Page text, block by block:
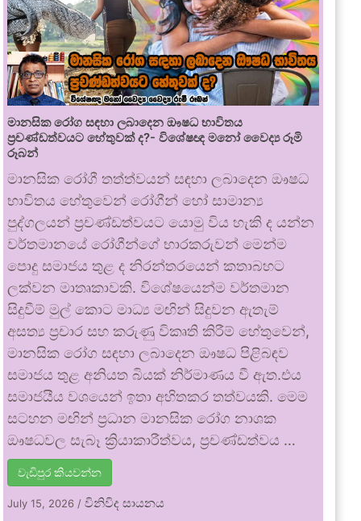
මානසික රෝග සඳහා ලබාදෙන ඖෂධ භාවිතය
ප්‍රචණ්ඩත්වයට හේතුවක් ද?- විශේෂඥ මනෝ වෛද්‍ය රූමි
රූබන්
මානසික රෝගී තත්ත්වයන් සඳහා ලබාදෙන ඖෂධ
භාවිතය හේතුවෙන් රෝගීන් හෝ සාමාන්‍ය
පුද්ගලයන් ප්‍රචණ්ඩත්වයට යොමු විය හැකි ද යන්න
වර්තමානයේ රෝගීන්ගේ භාරකරුවන් මෙන්ම
පොදු සමාජය තුළ ද නිරන්තරයෙන් කතාබහට
ලක්වන මාතෘකාවකි. විශේෂයෙන්ම වර්තමාන
සිදුවීම් මුල් කොට මාධ්‍ය මඟින් සිදුවන ඇතැම්
අසත්‍ය ප්‍රචාර සහ කරුණු විකෘති කිරීම් හේතුවෙන්,
මානසික රෝග සඳහා ලබාදෙන ඖෂධ පිළිබඳව
සමාජය තුළ අනියත බියක් නිර්මාණය වී ඇත.එය
සමාජයීය වශයෙන් ඉතා අහිතකර තත්වයකි. මෙම
සටහන මඟින් ප්‍රධාන මානසික රෝග නාශක
ඖෂධවල සැබෑ ක්‍රියාකාරීත්වය, ප්‍රචණ්ඩත්වය …
වැඩිපුර කියවන්න
July 15, 2026 /විනිවිද සායනය